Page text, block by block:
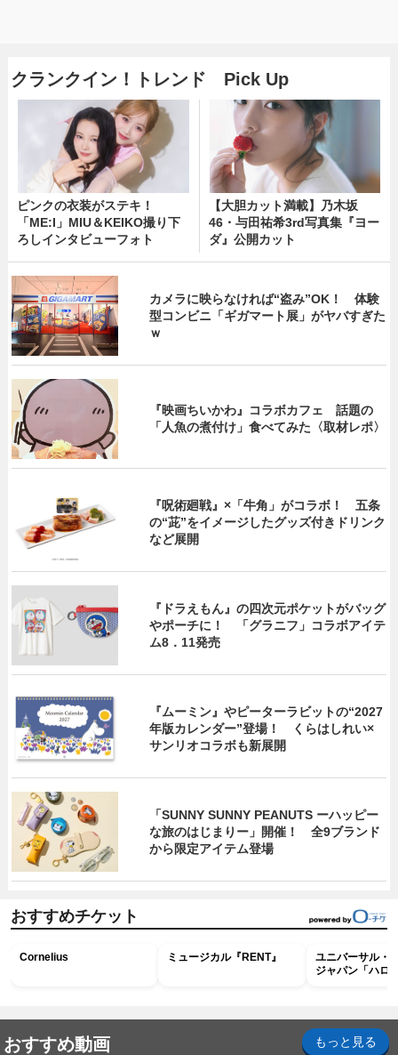
クランクイン！トレンド Pick Up
ピンクの衣装がステキ！
「ME:I」MIU＆KEIKO撮り下
ろしインタビューフォト
【大胆カット満載】乃木坂
46・与田祐希3rd写真集『ヨー
ダ』公開カット
カメラに映らなければ“盗み”OK！ 体験
型コンビニ「ギガマート展」がヤバすぎた
ｗ
『映画ちいかわ』コラボカフェ 話題の
「人魚の煮付け」食べてみた〈取材レポ〉
『呪術廻戦』×「牛角」がコラボ！ 五条
の“茈”をイメージしたグッズ付きドリンク
など展開
『ドラえもん』の四次元ポケットがバッグ
やポーチに！ 「グラニフ」コラボアイテ
ム8．11発売
『ムーミン』やピーターラビットの“2027
年版カレンダー”登場！ くらはしれい×
サンリオコラボも新展開
「SUNNY SUNNY PEANUTS ーハッピー
な旅のはじまりー」開催！ 全9ブランド
から限定アイテム登場
おすすめチケット
Cornelius ミュージカル『RENT』
ユニバーサル・
ジャパン「ハロ
おすすめ動画 もっと見る